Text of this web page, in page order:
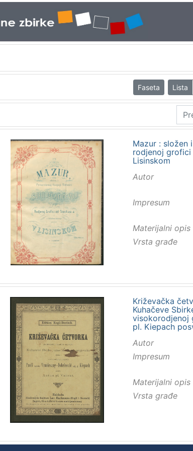
Faseta Lista
Mazur : složen
rodjenoj grofici
Lisinskom
Autor
Impresum
Materijalni opis
Vrsta građe
Križevačka
Kuhačeve
visokorodjenoj
pl. Kiepach
Autor
Impresum
Materijalni opis
Vrsta građe